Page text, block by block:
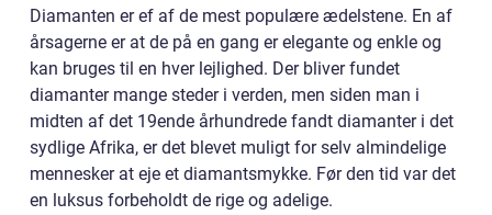
Diamanten er ef af de mest populære ædelstene. En af
årsagerne er at de på en gang er elegante og enkle og
kan bruges til en hver lejlighed. Der bliver fundet
diamanter mange steder i verden, men siden man i
midten af det 19ende århundrede fandt diamanter i det
sydlige Afrika, er det blevet muligt for selv almindelige
mennesker at eje et diamantsmykke. Før den tid var det
en luksus forbeholdt de rige og adelige.